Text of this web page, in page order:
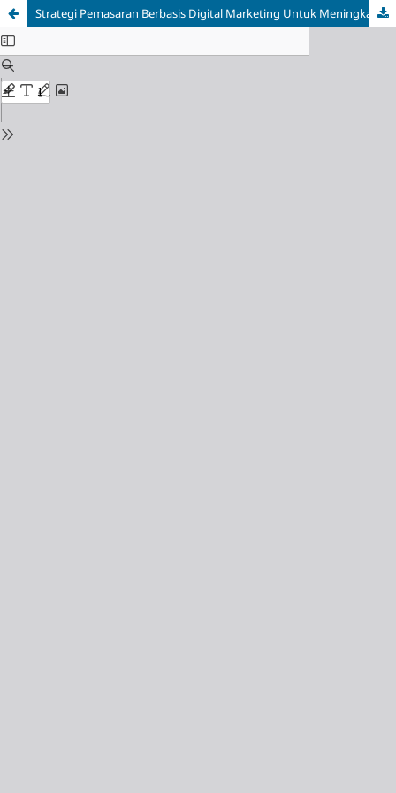
Strategi Pemasaran Berbasis Digital Marketing Untuk Meningkatkan Daya Jual Produk UMKM (Studi Kasus : Wajit Legieta di Cililin)